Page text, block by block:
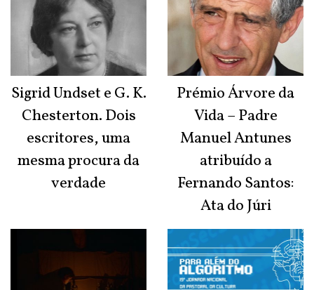
Sigrid Undset e G. K.
Chesterton. Dois
escritores, uma
mesma procura da
verdade
Prémio Árvore da
Vida – Padre
Manuel Antunes
atribuído a
Fernando Santos:
Ata do Júri